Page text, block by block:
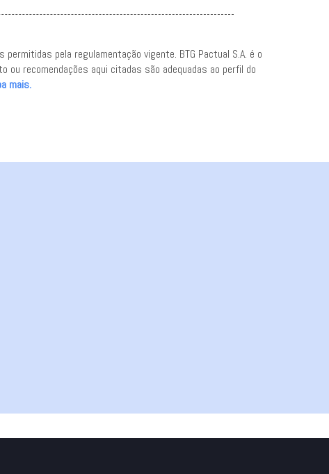
pela regulamentação vigente. BTG Pactual S.A. é o
recomendações aqui citadas são adequadas ao perfil do
mais.